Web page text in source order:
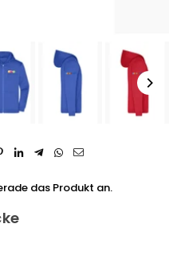
das Produkt an.